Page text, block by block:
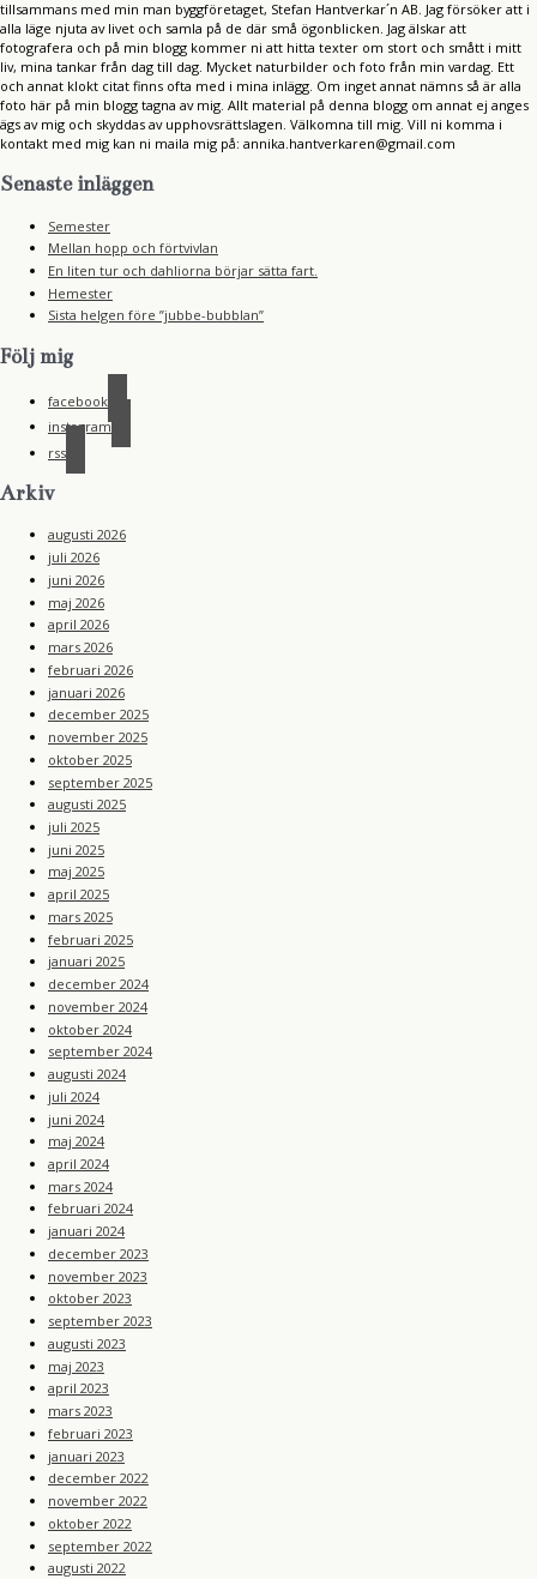
tillsammans med min man byggföretaget, Stefan Hantverkar´n AB. Jag försöker att i
alla läge njuta av livet och samla på de där små ögonblicken. Jag älskar att
fotografera och på min blogg kommer ni att hitta texter om stort och smått i mitt
liv, mina tankar från dag till dag. Mycket naturbilder och foto från min vardag. Ett
och annat klokt citat finns ofta med i mina inlägg. Om inget annat nämns så är alla
foto här på min blogg tagna av mig. Allt material på denna blogg om annat ej anges
ägs av mig och skyddas av upphovsrättslagen. Välkomna till mig. Vill ni komma i
kontakt med mig kan ni maila mig på: annika.hantverkaren@gmail.com
Senaste inläggen
Semester
Mellan hopp och förtvivlan
En liten tur och dahliorna börjar sätta fart.
Hemester
Sista helgen före ”jubbe-bubblan”
Följ mig
facebook
instagram
rss
Arkiv
augusti 2026
juli 2026
juni 2026
maj 2026
april 2026
mars 2026
februari 2026
januari 2026
december 2025
november 2025
oktober 2025
september 2025
augusti 2025
juli 2025
juni 2025
maj 2025
april 2025
mars 2025
februari 2025
januari 2025
december 2024
november 2024
oktober 2024
september 2024
augusti 2024
juli 2024
juni 2024
maj 2024
april 2024
mars 2024
februari 2024
januari 2024
december 2023
november 2023
oktober 2023
september 2023
augusti 2023
maj 2023
april 2023
mars 2023
februari 2023
januari 2023
december 2022
november 2022
oktober 2022
september 2022
augusti 2022